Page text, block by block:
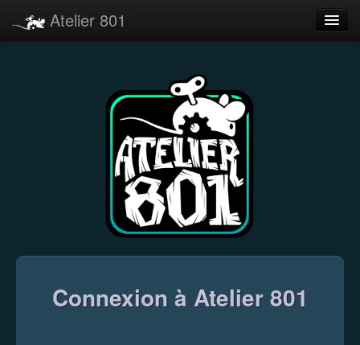
Atelier 801
Connexion à Atelier 801